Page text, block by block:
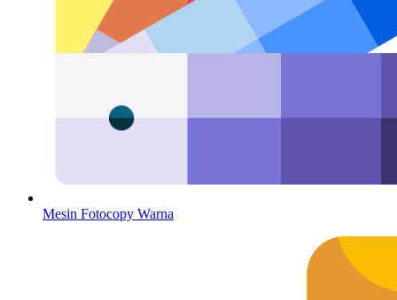
Mesin Fotocopy Warna